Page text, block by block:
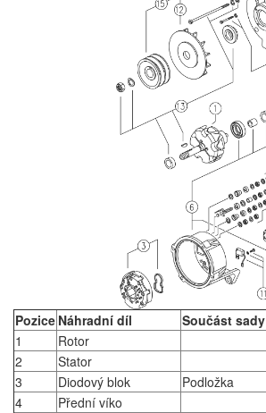
Pozice Náhradní díl
Součást sady
1
Rotor
2
Stator
3
Diodový blok
Podložka
4
Přední víko